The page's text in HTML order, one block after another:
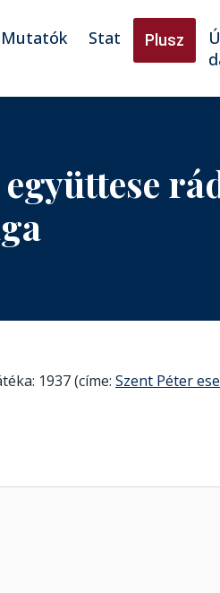
Mutatók Stat Plusz
1937 (címe: Szent Péter